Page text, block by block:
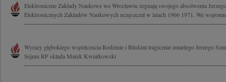
Elektroniczne Zakłady Naukowe we Wrocławiu żegnają swojego absolwenta
Elektronicznych Zakładów Naukowych uczęszczał w latach 1966 1971. We
Wyrazy głębokiego współczucia Rodzinie i Bliskim tragicznie zmarłego Jerzego
Sejmu RP składa Marek Kwiatkowski